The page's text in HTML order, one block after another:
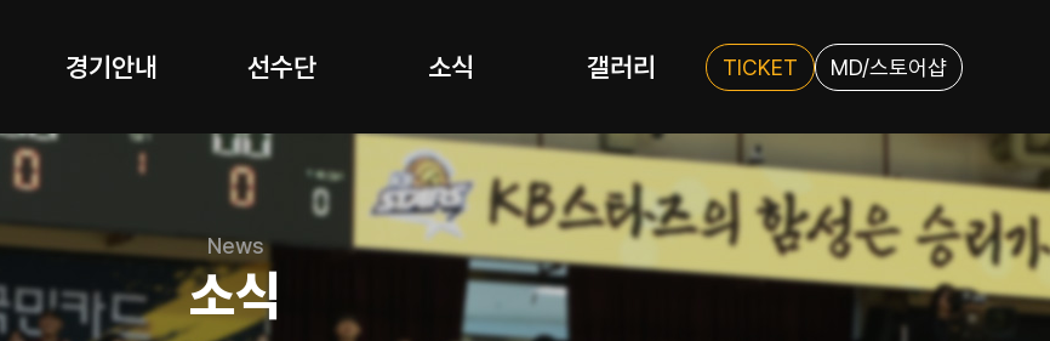
경기안내 선수단 소식 갤러리 TICKET MD/스토어샵